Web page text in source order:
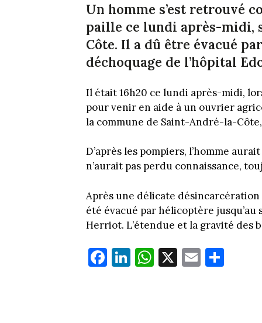
Un homme s’est retrouvé
paille ce lundi après-midi,
Côte. Il a dû être évacué
déchoquage de l’hôpital
Il était 16h20 ce lundi après-midi,
pour venir en aide à un ouvrier
la commune de Saint-André-la-
D’après les pompiers, l’homme
n’aurait pas perdu connaissance,
Après une délicate désincarcération
été évacué par hélicoptère
Herriot. L’étendue et la gravité des
Fa
ce
Li
nk
W
ha
X E
m